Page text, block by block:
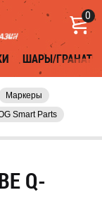
0
ШАРЫ/ГРАНАТЫ
Маркеры
Smart Parts
Q-